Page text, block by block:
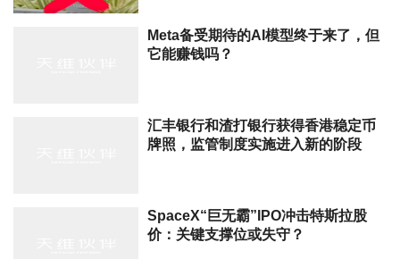
Meta备受期待的AI模型终于来了，但
它能赚钱吗？
汇丰银行和渣打银行获得香港稳定币
牌照，监管制度实施进入新的阶段
SpaceX“巨无霸”IPO冲击特斯拉股
价：关键支撑位或失守？